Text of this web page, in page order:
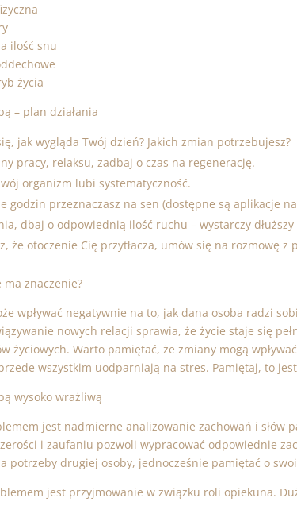
ilość snu
życia
– plan działania
jak wygląda Twój dzień? Jakich zmian potrzebujesz?
pracy, relaksu, zadbaj o czas na regenerację.
organizm lubi systematyczność.
godzin przeznaczasz na sen (dostępne są aplikacje
dbaj o odpowiednią ilość ruchu – wystarczy
że otoczenie Cię przytłacza, umów się na rozmowę z
ma znaczenie?
wpływać negatywnie na to, jak dana osoba radzi
nowych relacji sprawia, że życie staje się
życiowych. Warto pamiętać, że zmiany mogą
wszystkim uodparniają na stres. Pamiętaj, to
wysoko wrażliwą
jest nadmierne analizowanie zachowań i słów
i zaufaniu pozwoli wypracować odpowiednie
potrzeby drugiej osoby, jednocześnie pamiętać o
jest przyjmowanie w związku roli opiekuna.